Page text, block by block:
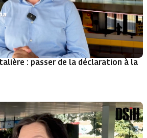
: passer de la déclaration à la